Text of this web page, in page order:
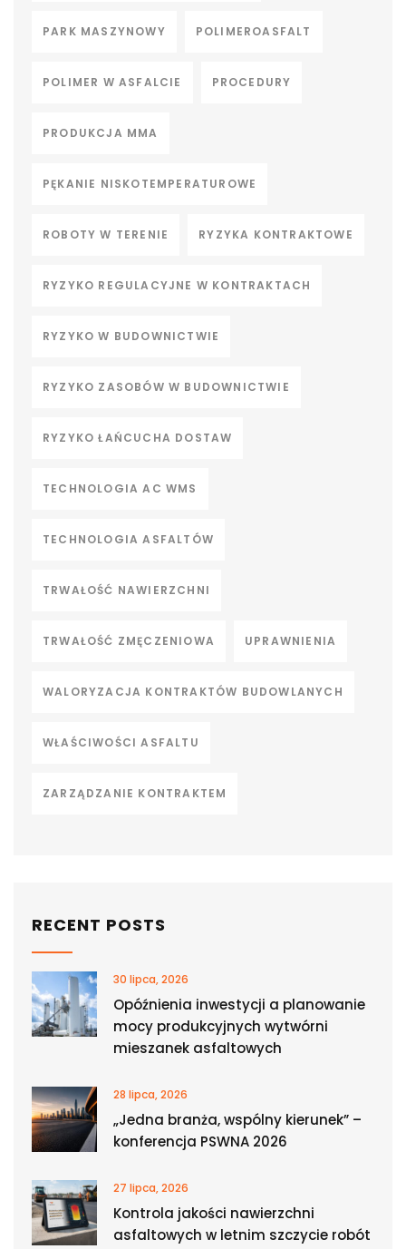
PARK MASZYNOWY POLIMEROASFALT
POLIMER W ASFALCIE PROCEDURY
PRODUKCJA MMA
PĘKANIE NISKOTEMPERATUROWE
ROBOTY W TERENIE RYZYKA KONTRAKTOWE
RYZYKO REGULACYJNE W KONTRAKTACH
RYZYKO W BUDOWNICTWIE
RYZYKO ZASOBÓW W BUDOWNICTWIE
RYZYKO ŁAŃCUCHA DOSTAW
TECHNOLOGIA AC WMS
TECHNOLOGIA ASFALTÓW
TRWAŁOŚĆ NAWIERZCHNI
TRWAŁOŚĆ ZMĘCZENIOWA UPRAWNIENIA
WALORYZACJA KONTRAKTÓW BUDOWLANYCH
WŁAŚCIWOŚCI ASFALTU
ZARZĄDZANIE KONTRAKTEM
RECENT POSTS
30 lipca, 2026
Opóźnienia inwestycji a planowanie
mocy produkcyjnych wytwórni
mieszanek asfaltowych
28 lipca, 2026
„Jedna branża, wspólny kierunek” –
konferencja PSWNA 2026
27 lipca, 2026
Kontrola jakości nawierzchni
asfaltowych w letnim szczycie robót